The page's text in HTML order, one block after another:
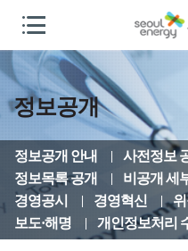
정보공개
정보공개 안내 사전정보
정보목록 공개
비공개 세
경영공시
경영혁신
위
보도·해명
개인정보처리